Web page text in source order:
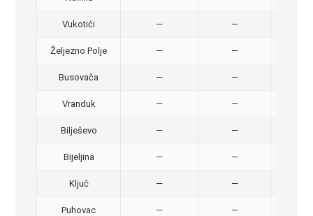
Vukotići — —
Željezno Polje — —
Busovača — —
Vranduk — —
Bilješevo — —
Bijeljina — —
Ključ — —
Puhovac — —